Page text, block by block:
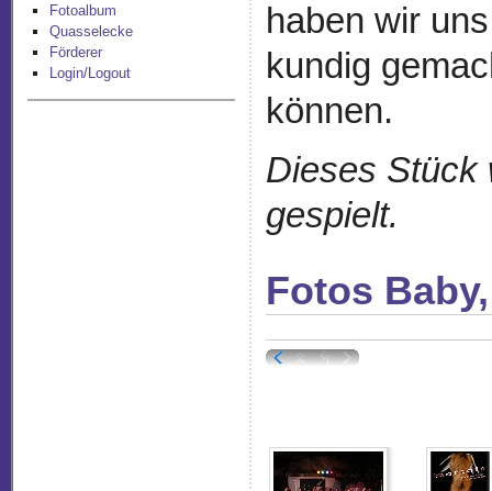
Fotoalbum
Quasselecke
Förderer
Login/Logout
haben wir
kundig
können.
Dieses Stück
gespielt.
Fotos